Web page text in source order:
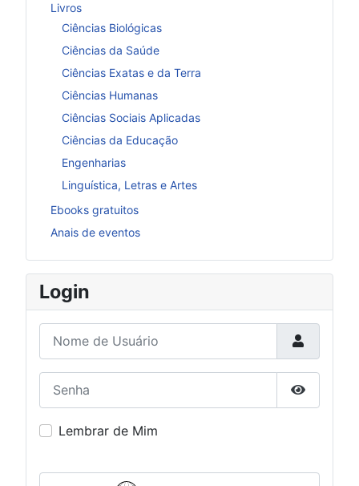
Livros
Ciências Biológicas
Ciências da Saúde
Ciências Exatas e da Terra
Ciências Humanas
Ciências Sociais Aplicadas
Ciências da Educação
Engenharias
Linguística, Letras e Artes
Ebooks gratuitos
Anais de eventos
Login
Nome de Usuário
Mostrar
Lembrar de Mim